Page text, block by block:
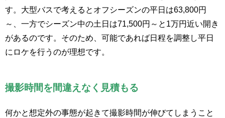
す。大型バスで考えるとオフシーズンの平日は63,800円
～、一方でシーズン中の土日は71,500円～と1万円近い開き
があるのです。そのため、可能であれば日程を調整し平日
にロケを行うのが理想です。
撮影時間を間違えなく見積もる
何かと想定外の事態が起きて撮影時間が伸びてしまうこと